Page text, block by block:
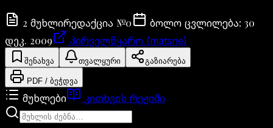
2 მუხლირედაქცია №0 ბოლო ცვლილება: 30
დეკ. 2009
პირველწყარო (matsne)
შენახვა თვალყური გაზიარება
PDF / ბეჭდვა
მუხლები კითხვის რეჟიმი